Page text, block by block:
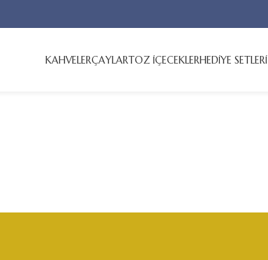
KAHVELERÇAYLARTOZ İÇECEKLERHEDİYE SETLERİ